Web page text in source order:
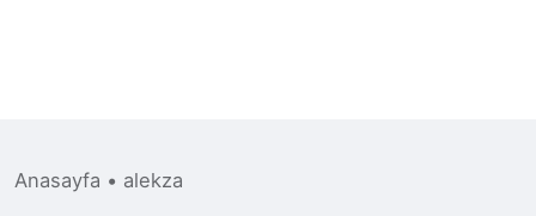
Anasayfa • alekza